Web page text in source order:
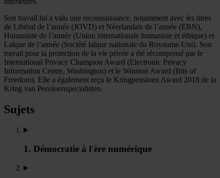
Son travail lui a valu une reconnaissance, notamment avec les titres
de Libéral de l’année (JOVD) et Néerlandais de l’année (EBN),
Humaniste de l’année (Union internationale humaniste et éthique) et
Laïque de l’année (Société laïque nationale du Royaume-Uni). Son
travail pour la protection de la vie privée a été récompensé par le
International Privacy Champion Award (Electronic Privacy
Information Centre, Washington) et le Winston Award (Bits of
Freedom). Elle a également reçu le Kringpensioen Award 2018 de la
Kring van Pensioenspecialisten.
Sujets
1. Démocratie à l'ère numérique